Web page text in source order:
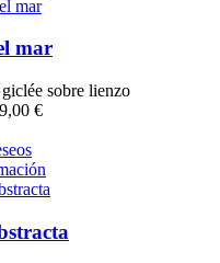
mar
sobre lienzo
€